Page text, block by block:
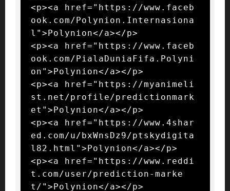
<p><a href="https://www.faceb
ook.com/Polynion.Internasiona
l">Polynion</a></p>
<p><a href="https://www.faceb
ook.com/PialaDuniaFifa.Polyni
on">Polynion</a></p>
<p><a href="https://myanimeli
st.net/profile/predictionmark
et">Polynion</a></p>
<p><a href="https://www.4shar
ed.com/u/bxWnsDz9/ptskydigita
l82.html">Polynion</a></p>
<p><a href="https://www.reddi
t.com/user/prediction-marke
t/">Polynion</a></p>